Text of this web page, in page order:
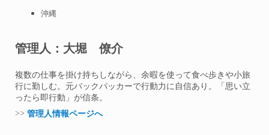
沖縄
管理人：大堀 僚介
複数の仕事を掛け持ちしながら、余暇を使って食べ歩きや小旅
行に勤しむ。元バックパッカーで行動力に自信あり。「思い立
ったら即行動」が信条。
>> 管理人情報ページへ